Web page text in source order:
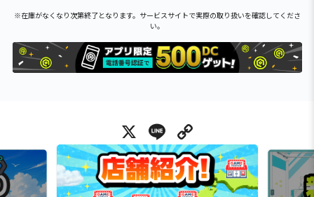
※在庫がなくなり次第終了となります。サービスサイトで実際の取り扱いを確認してくださ
い。
X Line